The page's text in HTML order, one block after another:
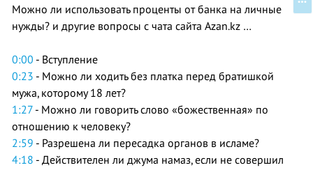
Можно ли использовать проценты от банка на личные
нужды? и другие вопросы с чата сайта Azan.kz …
0:00 - Вступление
0:23 - Можно ли ходить без платка перед братишкой
мужа, которому 18 лет?
1:27 - Можно ли говорить слово «божественная» по
отношению к человеку?
2:59 - Разрешена ли пересадка органов в исламе?
4:18 - Действителен ли джума намаз, если не совершил